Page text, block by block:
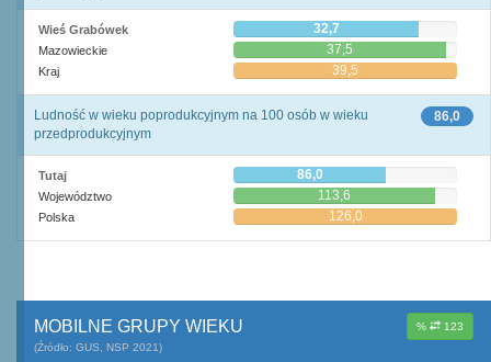
Wieś Grabówek 32,7
Mazowieckie 37,5
Kraj 39,5
86,0
Ludność w wieku poprodukcyjnym na 100 osób w wieku
przedprodukcyjnym
Tutaj 86,0
Województwo 113,6
Polska 126,0
% 123
MOBILNE GRUPY WIEKU
(Źródło: GUS, NSP 2021)